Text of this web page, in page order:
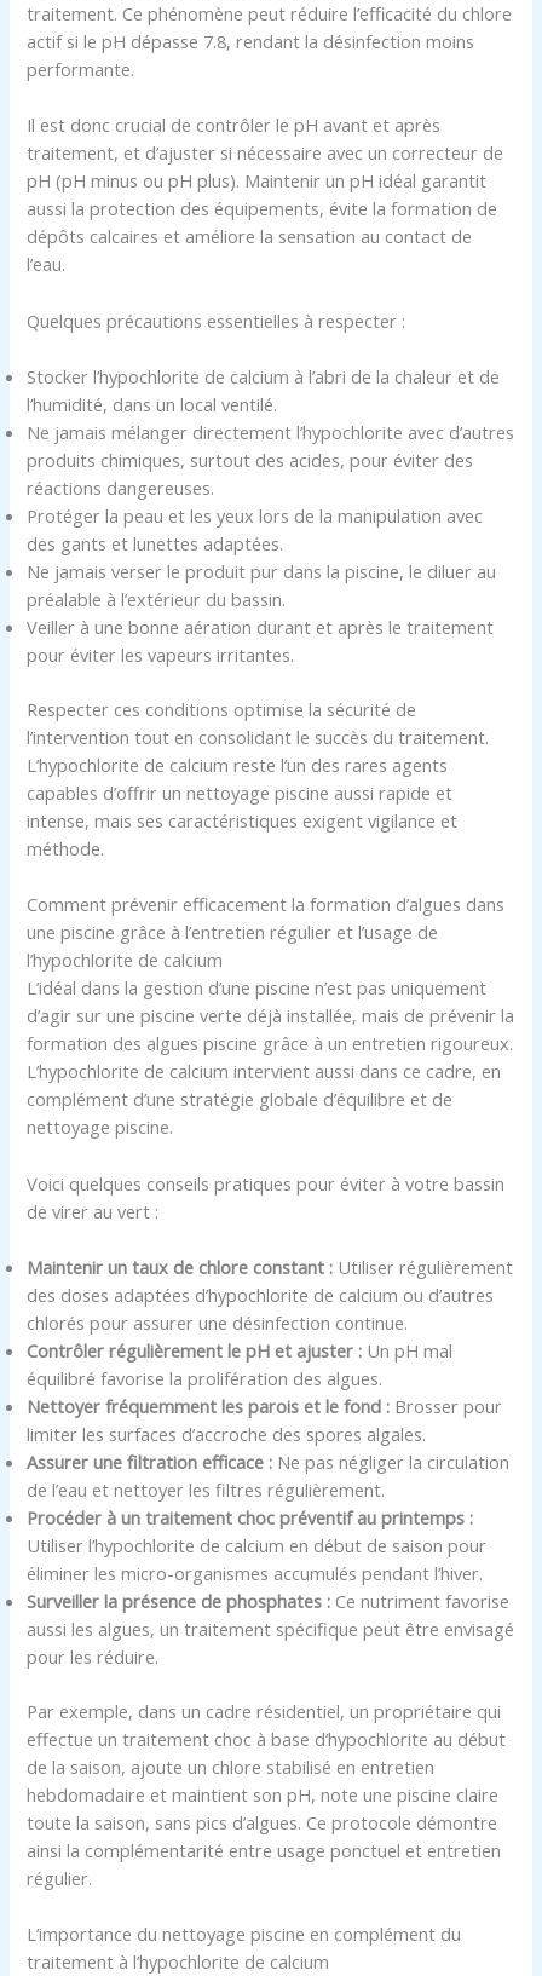
traitement. Ce phénomène peut réduire l’efficacité du chlore
actif si le pH dépasse 7.8, rendant la désinfection moins
performante.
Il est donc crucial de contrôler le pH avant et après
traitement, et d’ajuster si nécessaire avec un correcteur de
pH (pH minus ou pH plus). Maintenir un pH idéal garantit
aussi la protection des équipements, évite la formation de
dépôts calcaires et améliore la sensation au contact de
l’eau.
Quelques précautions essentielles à respecter :
Stocker l’hypochlorite de calcium à l’abri de la chaleur et de
l’humidité, dans un local ventilé.
Ne jamais mélanger directement l’hypochlorite avec d’autres
produits chimiques, surtout des acides, pour éviter des
réactions dangereuses.
Protéger la peau et les yeux lors de la manipulation avec
des gants et lunettes adaptées.
Ne jamais verser le produit pur dans la piscine, le diluer au
préalable à l’extérieur du bassin.
Veiller à une bonne aération durant et après le traitement
pour éviter les vapeurs irritantes.
Respecter ces conditions optimise la sécurité de
l’intervention tout en consolidant le succès du traitement.
L’hypochlorite de calcium reste l’un des rares agents
capables d’offrir un nettoyage piscine aussi rapide et
intense, mais ses caractéristiques exigent vigilance et
méthode.
Comment prévenir efficacement la formation d’algues dans
une piscine grâce à l’entretien régulier et l’usage de
l’hypochlorite de calcium
L’idéal dans la gestion d’une piscine n’est pas uniquement
d’agir sur une piscine verte déjà installée, mais de prévenir la
formation des algues piscine grâce à un entretien rigoureux.
L’hypochlorite de calcium intervient aussi dans ce cadre, en
complément d’une stratégie globale d’équilibre et de
nettoyage piscine.
Voici quelques conseils pratiques pour éviter à votre bassin
de virer au vert :
Maintenir un taux de chlore constant : Utiliser régulièrement
des doses adaptées d’hypochlorite de calcium ou d’autres
chlorés pour assurer une désinfection continue.
Contrôler régulièrement le pH et ajuster : Un pH mal
équilibré favorise la prolifération des algues.
Nettoyer fréquemment les parois et le fond : Brosser pour
limiter les surfaces d’accroche des spores algales.
Assurer une filtration efficace : Ne pas négliger la circulation
de l’eau et nettoyer les filtres régulièrement.
Procéder à un traitement choc préventif au printemps :
Utiliser l’hypochlorite de calcium en début de saison pour
éliminer les micro-organismes accumulés pendant l’hiver.
Surveiller la présence de phosphates : Ce nutriment favorise
aussi les algues, un traitement spécifique peut être envisagé
pour les réduire.
Par exemple, dans un cadre résidentiel, un propriétaire qui
effectue un traitement choc à base d’hypochlorite au début
de la saison, ajoute un chlore stabilisé en entretien
hebdomadaire et maintient son pH, note une piscine claire
toute la saison, sans pics d’algues. Ce protocole démontre
ainsi la complémentarité entre usage ponctuel et entretien
régulier.
L’importance du nettoyage piscine en complément du
traitement à l’hypochlorite de calcium